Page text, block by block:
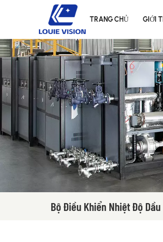
TRANG CHỦ GIỚI
Bộ Điều Khiển Nhiệt Độ Dầu